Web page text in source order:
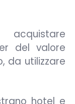
del valore
da utilizzare